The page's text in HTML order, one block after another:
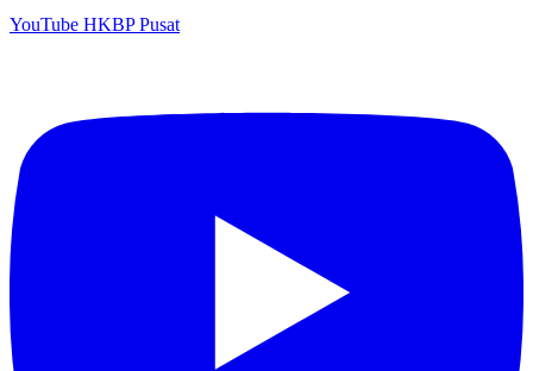
YouTube HKBP Pusat